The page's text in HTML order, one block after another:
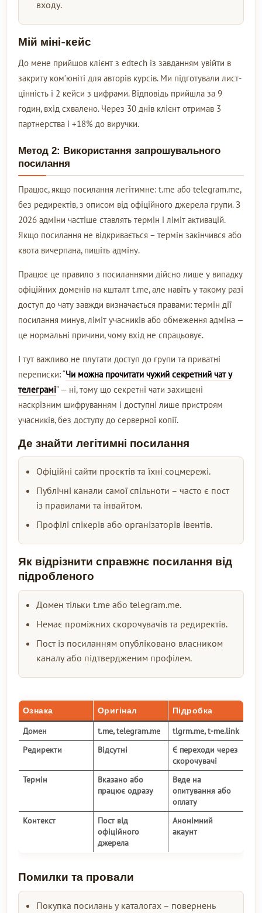
входу.
Мій міні-кейс
До мене прийшов клієнт з edtech із завданням увійти в
закриту ком’юніті для авторів курсів. Ми підготували лист-
цінність і 2 кейси з цифрами. Відповідь прийшла за 9
годин, вхід схвалено. Через 30 днів клієнт отримав 3
партнерства і +18% до виручки.
Метод 2: Використання запрошувального
посилання
Працює, якщо посилання легітимне: t.me або telegram.me,
без редиректів, з описом від офіційного джерела групи. З
2026 адміни частіше ставлять термін і ліміт активацій.
Якщо посилання не відкривається – термін закінчився або
квота вичерпана, пишіть адміну.
Працює це правило з посиланнями дійсно лише у випадку
офіційних доменів на кшталт t.me, але навіть у такому разі
доступ до чату завжди визначається правами: термін дії
посилання минув, ліміт учасників або обмеження адміна —
це нормальні причини, чому вхід не спрацьовує.
І тут важливо не плутати доступ до групи та приватні
переписки: “Чи можна прочитати чужий секретний чат у
телеграмі” — ні, тому що секретні чати захищені
наскрізним шифруванням і доступні лише пристроям
учасників, без доступу до серверної копії.
Де знайти легітимні посилання
Офіційні сайти проєктів та їхні соцмережі.
Публічні канали самої спільноти – часто є пост
із правилами та інвайтом.
Профілі спікерів або організаторів івентів.
Як відрізнити справжнє посилання від
підробленого
Домен тільки t.me або telegram.me.
Немає проміжних скорочувачів та редиректів.
Пост із посиланням опубліковано власником
каналу або підтвердженим профілем.
Ознака Оригінал Підробка
Домен t.me, telegram.me
tlgrm.me, t-me.link
Редиректи
Відсутні
Є переходи через
скорочувачі
Термін
Вказано або
працює одразу
Веде на
опитування або
оплату
Контекст
Пост від
офіційного
джерела
Анонімний
акаунт
Помилки та провали
Покупка посилань у каталогах – повернень